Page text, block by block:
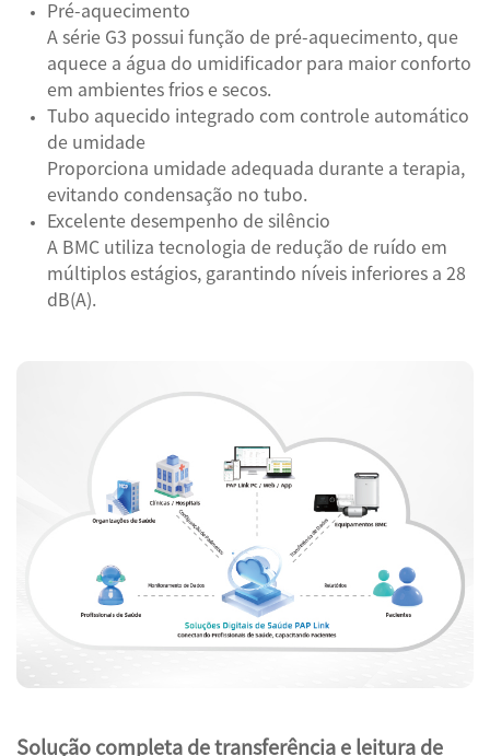
Pré-aquecimento
A série G3 possui função de pré-aquecimento, que
aquece a água do umidificador para maior conforto
em ambientes frios e secos.
Tubo aquecido integrado com controle automático
de umidade
Proporciona umidade adequada durante a terapia,
evitando condensação no tubo.
Excelente desempenho de silêncio
A BMC utiliza tecnologia de redução de ruído em
múltiplos estágios, garantindo níveis inferiores a 28
dB(A).
Solução completa de transferência e leitura de